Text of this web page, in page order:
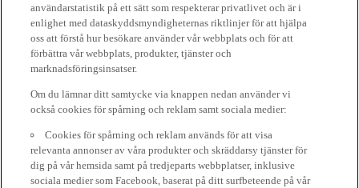
användarstatistik på ett sätt som respekterar privatlivet och är i
enlighet med dataskyddsmyndigheternas riktlinjer för att hjälpa
oss att förstå hur besökare använder vår webbplats och för att
förbättra vår webbplats, produkter, tjänster och
marknadsföringsinsatser.
Om du lämnar ditt samtycke via knappen nedan använder vi
också cookies för spårning och reklam samt sociala medier:
Cookies för spårning och reklam används för att visa
relevanta annonser av våra produkter och skräddarsy tjänster för
dig på vår hemsida samt på tredjeparts webbplatser, inklusive
sociala medier som Facebook, baserat på ditt surfbeteende på vår